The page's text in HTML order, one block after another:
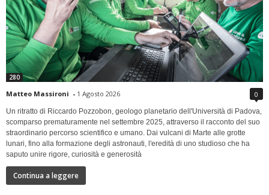
280
Matteo Massironi - 1 Agosto 2026 0
Un ritratto di Riccardo Pozzobon, geologo planetario dell'Università di Padova,
scomparso prematuramente nel settembre 2025, attraverso il racconto del suo
straordinario percorso scientifico e umano. Dai vulcani di Marte alle grotte
lunari, fino alla formazione degli astronauti, l'eredità di uno studioso che ha
saputo unire rigore, curiosità e generosità
Continua a leggere